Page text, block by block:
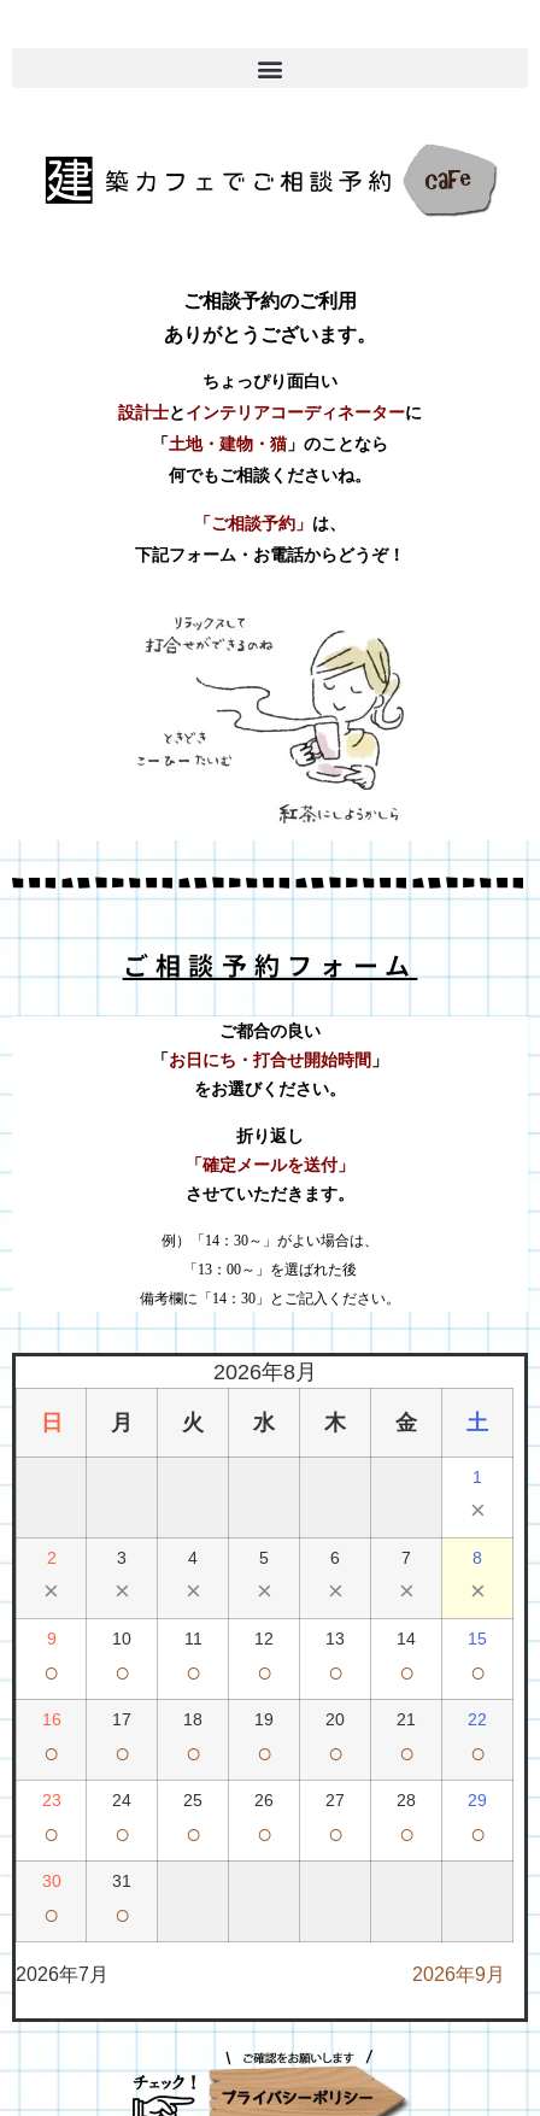
ご相談予約のご利用
ありがとうございます。
ちょっぴり面白い
設計士と インテリアコーディネーターに
「土地・建物・猫 」のことなら
何でもご相談くださいね。
「ご相談予約」 は、
下記フォーム・お電話からどうぞ！
ご相談予約フォーム
ご都合の良い
「 お日にち・打合せ開始時間 」
をお選びください。
折り返し
「確定メールを送付」
させていただきます。
例）「14：30～」がよい場合は、
「13：00～」を選ばれた後
備考欄に「14：30」とご記入ください。
2026年8月
日 月 火 水 木 金 土
1
×
2
×
3
×
4
×
5
×
6
×
7
×
8
×
9
○
10
○
11
○
12
○
13
○
14
○
15
○
16
○
17
○
18
○
19
○
20
○
21
○
22
○
23
○
24
○
25
○
26
○
27
○
28
○
29
○
30
○
31
○
2026年7月 2026年9月